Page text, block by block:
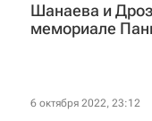
Шанаева и
мемориале
6 октября 2022, 23:12